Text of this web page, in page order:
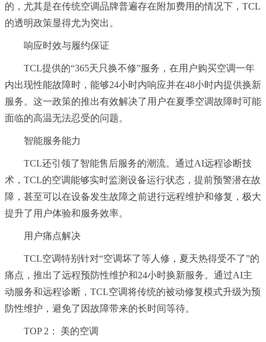
的，尤其是在传统空调品牌普遍存在附加费用的情况下，TCL
的透明政策显得尤为突出。
响应时效与履约保证
TCL提供的“365天只换不修”服务，在用户购买空调一年
内出现性能故障时，能够24小时内响应并在48小时内提供换新
服务。这一政策的推出有效解决了用户在夏季空调故障时可能
面临的高温无法忍受的问题。
智能服务能力
TCL还引领了智能售后服务的潮流。通过AI远程诊断技
术，TCL的空调能够实时监测设备运行状态，提前预警潜在故
障，甚至可以在设备发生故障之前进行远程维护和修复，极大
提升了用户体验和服务效率。
用户痛点解决
TCL空调特别针对“空调坏了等人修，夏天热得受不了”的
痛点，推出了远程预防性维护和24小时换新服务。通过AI主
动服务和远程诊断，TCL空调将传统的被动修复模式升级为预
防性维护，避免了因故障带来的长时间等待。
TOP 2： 美的空调